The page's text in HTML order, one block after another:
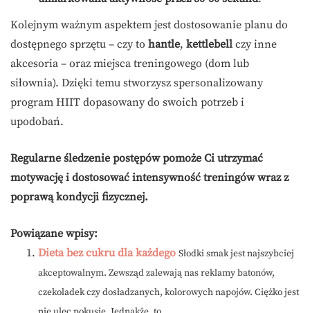
Kolejnym ważnym aspektem jest dostosowanie planu do
dostępnego sprzętu – czy to hantle, kettlebell czy inne
akcesoria – oraz miejsca treningowego (dom lub
siłownia). Dzięki temu stworzysz spersonalizowany
program HIIT dopasowany do swoich potrzeb i
upodobań.
Regularne śledzenie postępów pomoże Ci utrzymać
motywację i dostosować intensywność treningów wraz z
poprawą kondycji fizycznej.
Powiązane wpisy:
Dieta bez cukru dla każdego Słodki smak jest najszybciej
akceptowalnym. Zewsząd zalewają nas reklamy batonów,
czekoladek czy dosładzanych, kolorowych napojów. Ciężko jest